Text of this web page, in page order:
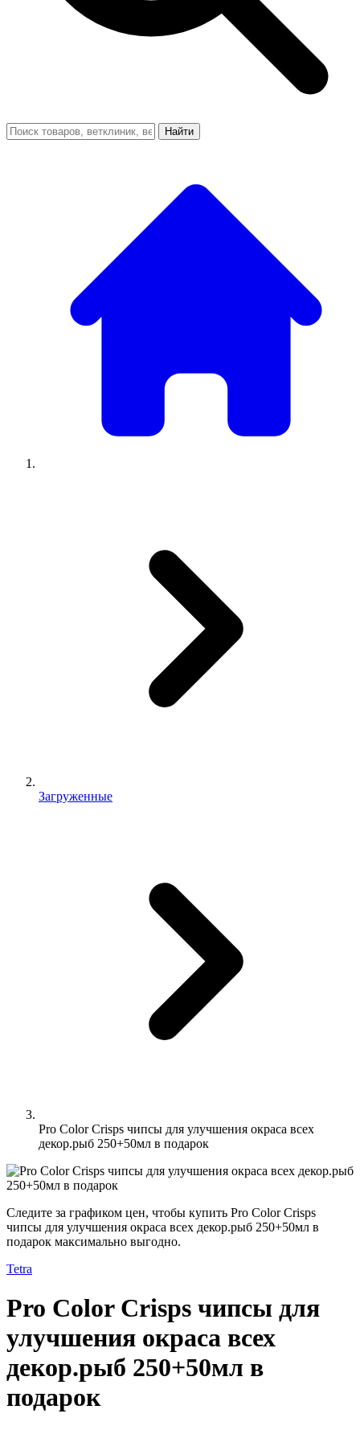
Найти
Загруженные
Pro Color Crisps чипсы для улучшения окраса всех
декор.рыб 250+50мл в подарок
Следите за графиком цен, чтобы купить Pro Color Crisps
чипсы для улучшения окраса всех декор.рыб 250+50мл в
подарок максимально выгодно.
Tetra
Pro Color Crisps чипсы для
улучшения окраса всех
декор.рыб 250+50мл в
подарок